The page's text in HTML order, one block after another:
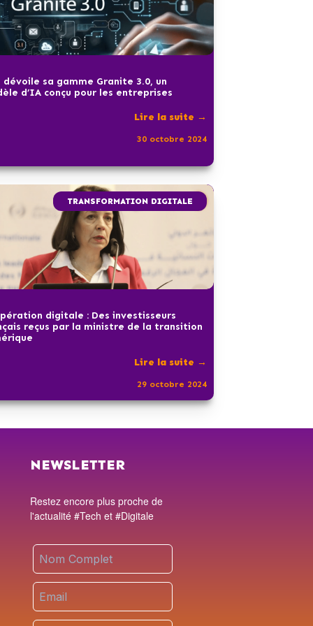
dévoile sa gamme Granite 3.0, un
d’IA conçu pour les entreprises
Lire la suite →
30 octobre 2024
TRANSFORMATION DIGITALE
digitale : Des investisseurs
reçus par la ministre de la transition
Lire la suite →
29 octobre 2024
NEWSLETTER
Restez encore plus proche de
l'actualité #Tech et #Digitale